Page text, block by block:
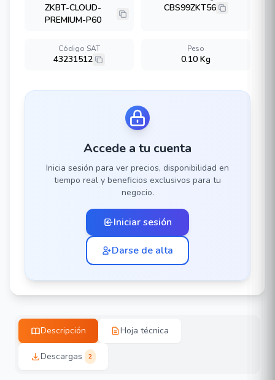
ZKBT-CLOUD-
PREMIUM-P60
CBS99ZKT56
Código SAT
43231512
Peso
0.10 Kg
Accede a tu cuenta
Inicia sesión para ver precios, disponibilidad en
tiempo real y beneficios exclusivos para tu
negocio.
Iniciar sesión
Darse de alta
Descripción Hoja técnica
Descargas 2